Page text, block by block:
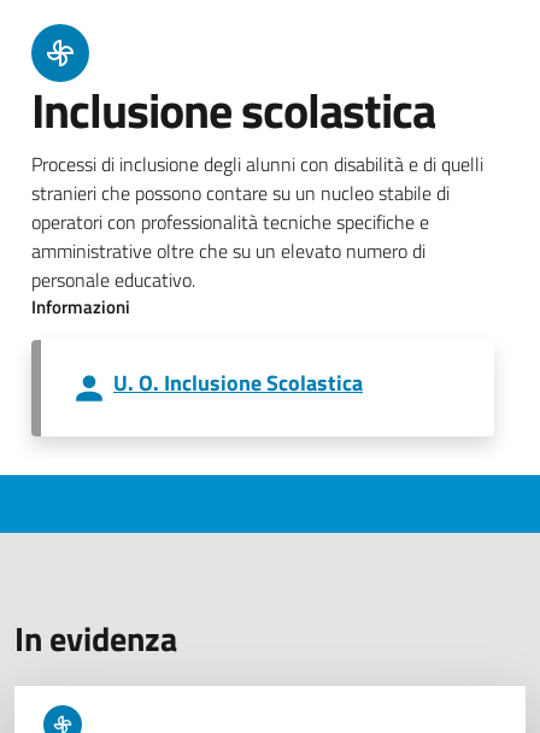
Inclusione scolastica
Processi di inclusione degli alunni con disabilità e di quelli
stranieri che possono contare su un nucleo stabile di
operatori con professionalità tecniche specifiche e
amministrative oltre che su un elevato numero di
personale educativo.
Informazioni
U. O. Inclusione Scolastica
In evidenza